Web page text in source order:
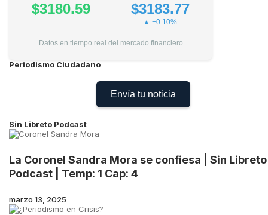
$3180.59 $3183.77
▲ +0.10%
Datos en tiempo real del mercado financiero
Periodismo Ciudadano
Envía tu noticia
Sin Libreto Podcast
La Coronel Sandra Mora se confiesa | Sin Libreto
Podcast | Temp: 1 Cap: 4
marzo 13, 2025